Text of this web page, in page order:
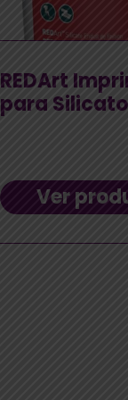
REDArt
para Silicato
Ver